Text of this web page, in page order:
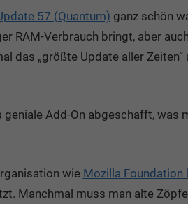
57 (Quantum) ganz schön
RAM-Verbrauch bringt, aber
das „größte Update aller
geniale Add-On abgeschafft, was
wie Mozilla Foundation
Manchmal muss man alte